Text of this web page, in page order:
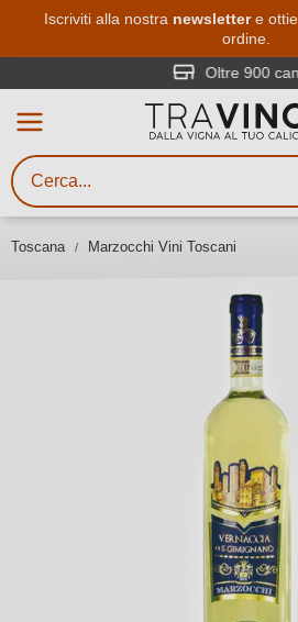
Iscriviti alla nostra newslettere
ordine.
Oltre 900
Toscana Marzocchi Vini Toscani
Ricerca vini
Inserisci almeno 3 caratteri
gusto, occasione,
vitigno, regione,